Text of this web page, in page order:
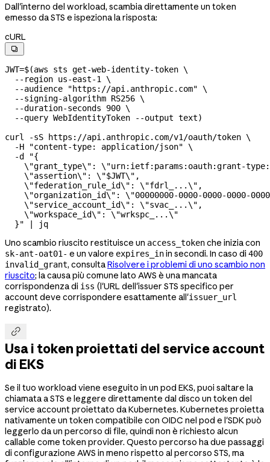
Dall'interno del workload, scambia direttamente un token
emesso da STS e ispeziona la risposta:
cURL

JWT=$(aws sts get-web-identity-token \
  --region
us-east-1
\
  --audience
"https://api.anthropic.com" \
  --signing-algorithm
RS256 \
  --duration-seconds
900 \
  --query
WebIdentityToken --output text)
curl
-sS https://api.anthropic.com/v1/oauth/token \
  -H
"content-type: application/json" \
  -d
"{
    \"
grant_type\" : \"urn:ietf:params:oauth:grant-
    \"
assertion\" : \"$JWT\" ,
    \"
federation_rule_id\" : \"fdrl_...\" ,
    \"
organization_id\" : \"00000000-0000-0000-0000-
    \"
service_account_id\" : \"svac_...\" ,
    \"
workspace_id\" : \"wrkspc_...\"
  }"
| jq
Uno scambio riuscito restituisce un access_tokenche inizia con
sk-ant-oat01- e un valore expires_inin secondi. In caso di 400
invalid_grant, consultaRisolvere i problemi di uno scambio non
riuscito; la causa più comune lato AWS è una mancata
corrispondenza di iss (l'URL dell'issuer STS specifico per
account deve corrispondere esattamente all'issuer_url
registrato).

Usa i token proiettati del service account
di EKS
Se il tuo workload viene eseguito in un pod EKS, puoi saltare la
chiamata a STS e leggere direttamente dal disco un token del
service account proiettato da Kubernetes. Kubernetes proietta
nativamente un token compatibile con OIDC nel pod e l'SDK può
leggerlo da un percorso di file, quindi non è richiesto alcun
callable come token provider. Questo percorso ha due passaggi
di configurazione AWS in meno rispetto al percorso STS, ma